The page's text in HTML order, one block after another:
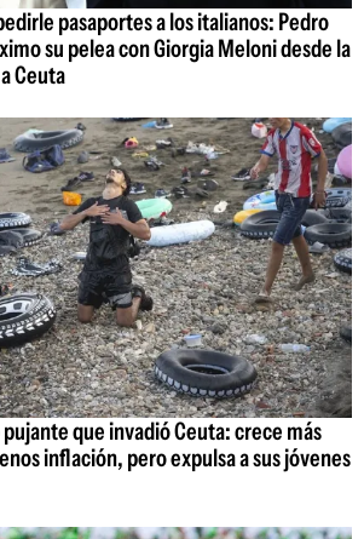
pasaportes a los italianos: Pedro
su pelea con Giorgia Meloni desde la
Ceuta
que invadió Ceuta: crece más
inflación, pero expulsa a sus jóvenes